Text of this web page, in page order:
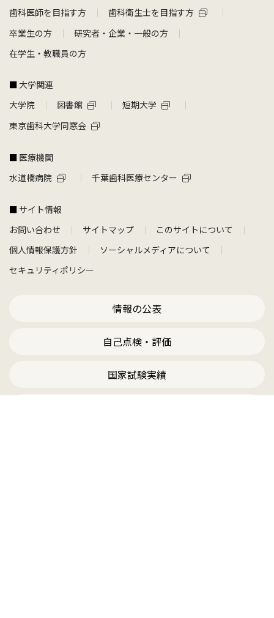
歯科医師を目指す方
歯科衛生士を目指す方
卒業生の方
研究者・企業・一般の方
在学生・教職員の方
大学関連
大学院
図書館
短期大学
東京歯科大学同窓会
医療機関
水道橋病院
千葉歯科医療センター
サイト情報
お問い合わせ
サイトマップ
このサイトについて
個人情報保護方針
ソーシャルメディアについて
セキュリティポリシー
情報の公表
自己点検・評価
国家試験実績